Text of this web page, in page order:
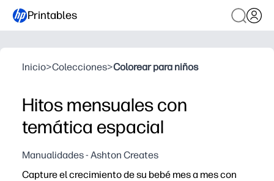
Printables
Inicio>Colecciones>Colorear para niños
Hitos mensuales con
temática espacial
Manualidades - Ashton Creates
Capture el crecimiento de su bebé mes a mes con